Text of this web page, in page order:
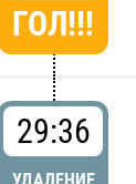
ГОЛ!!!
29:36
УДАЛЕНИЕ